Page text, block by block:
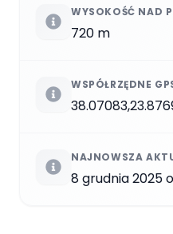
WYSOKOŚĆ NAD
720 m
WSPÓŁRZĘDNE
NAJNOWSZA
8 grudnia 2025